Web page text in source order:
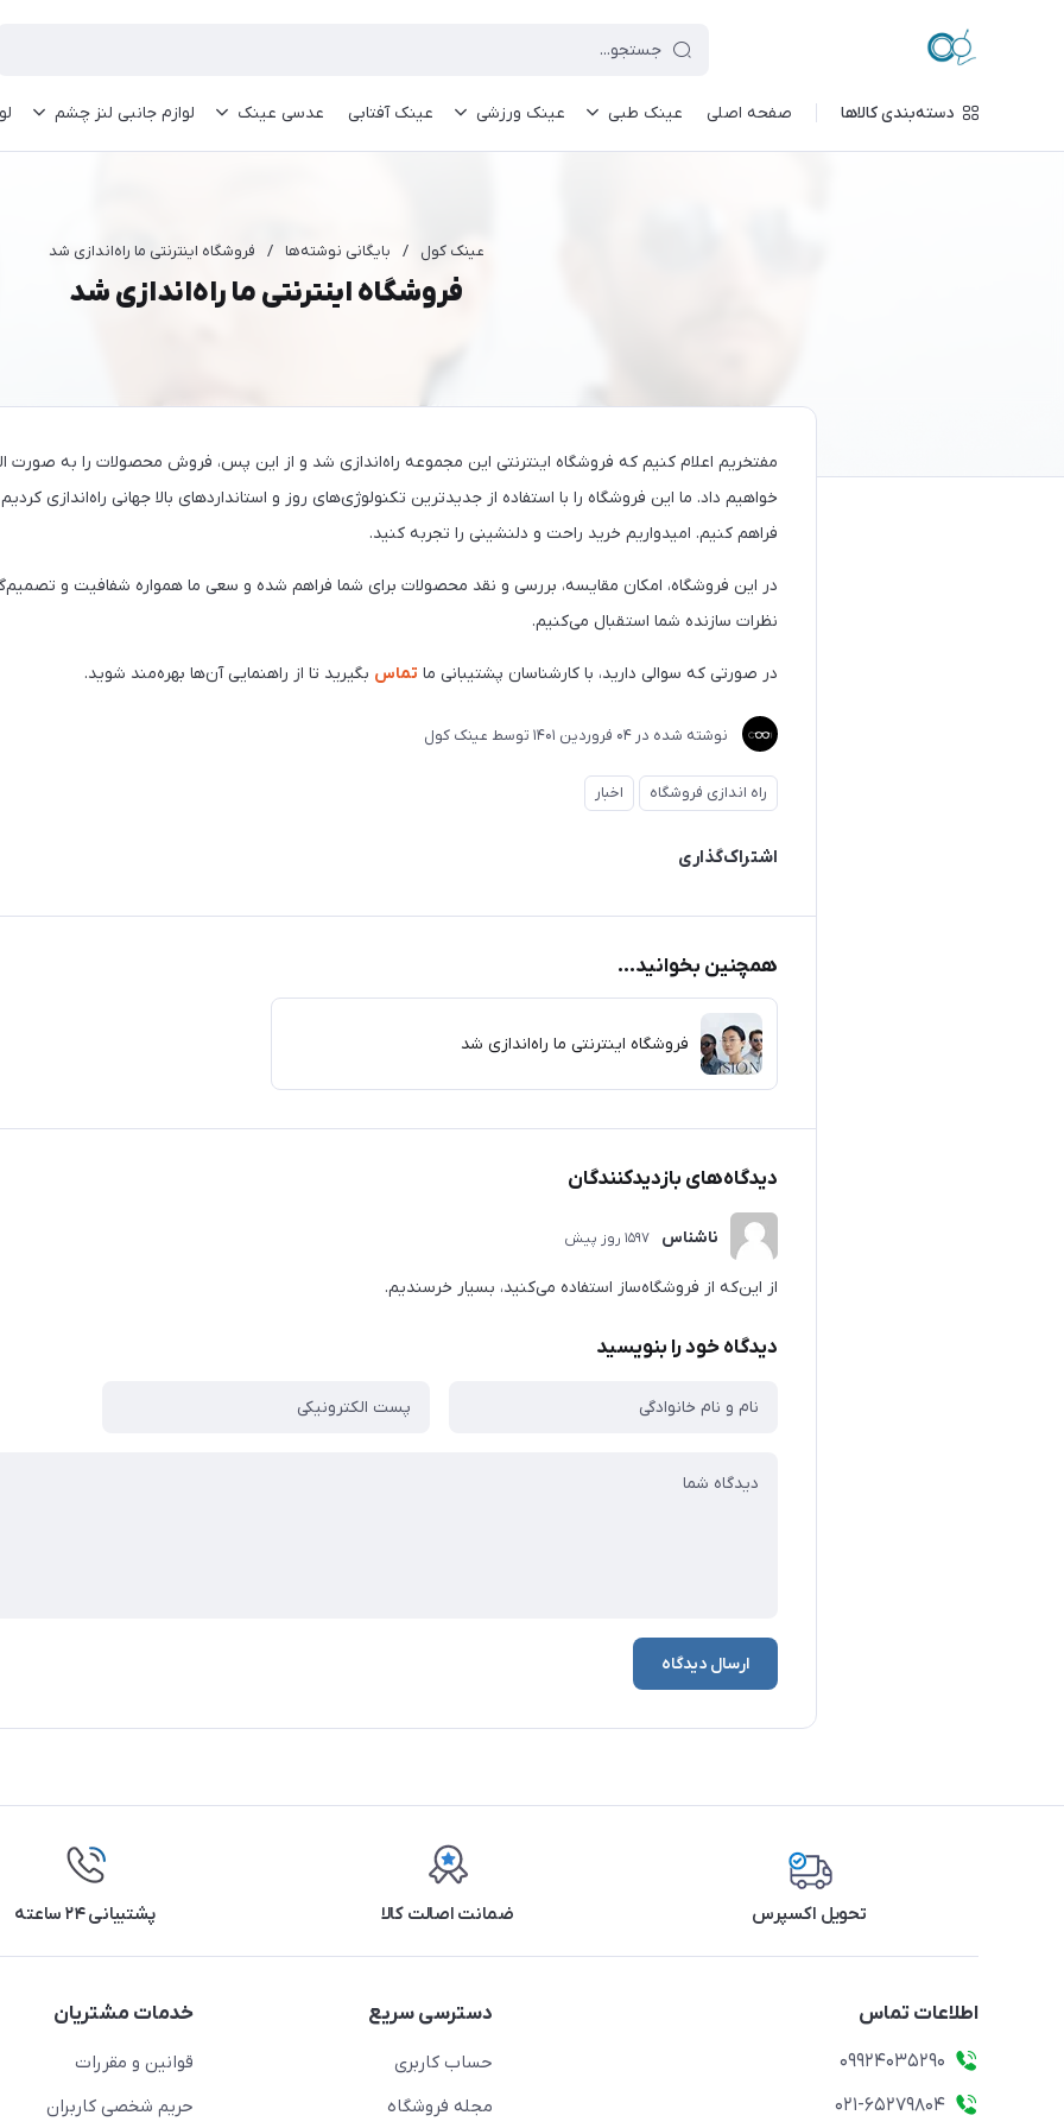
دسته‌بندی کالاها صفحه اصلی عینک طبی عینک ورزشی عینک آفتابی عدسی عینک لوازم جانبی لنز چشم
عینک کول / بایگانی نوشته‌ها / فروشگاه اینترنتی ما راه‌اندازی شد
فروشگاه اینترنتی ما راه‌اندازی شد
مفتخریم اعلام کنیم که فروشگاه اینترنتی این مجموعه راه‌اندازی شد و از این پس، فروش محصولات را به صورت
خواهیم داد. ما این فروشگاه را با استفاده از جدیدترین تکنولوژی‌های روز و استانداردهای بالا جهانی راه‌اندازی
فراهم کنیم. امیدواریم خرید راحت و دلنشینی را تجربه کنید.
در این فروشگاه، امکان مقایسه، بررسی و نقد محصولات برای شما فراهم شده و سعی ما همواره شفافیت و
نظرات سازنده شما استقبال می‌کنیم.
در صورتی که سوالی دارید، با کارشناسان پشتیبانی ما تماس بگیرید تا از راهنمایی آن‌ها بهره‌مند شوید.
نوشته شده در 04 فروردین 1401 توسط عینک کول
راه اندازی فروشگاه اخبار
اشتراک‌گذاری
همچنین بخوانید...
فروشگاه اینترنتی ما راه‌اندازی شد
دیدگاه‌های بازدیدکنندگان
ناشناس 1597 روز پیش
از این‌که از فروشگاه‌ساز استفاده می‌کنید، بسیار خرسندیم.
دیدگاه خود را بنویسید
ارسال دیدگاه
تحویل اکسپرس ضمانت اصالت کالا پشتیبانی ۲۴ ساعته
اطلاعات تماس
09924035290
021-65279804
دسترسی سریع
حساب کاربری
مجله فروشگاه
خدمات مشتریان
قوانین و مقررات
حریم شخصی کاربران